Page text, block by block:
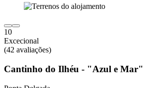
10
Excecional
(42 avaliações)
Cantinho do Ilhéu - "Azul e Mar"